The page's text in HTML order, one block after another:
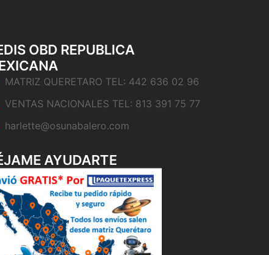
OBD REPUBLICA
MATRIZ QUERETARO TEL: 442 636 02 96
VENTAS NACIONALES TEL: 813 391 75 77
harlette@osunabalero.com
AYUDARTE